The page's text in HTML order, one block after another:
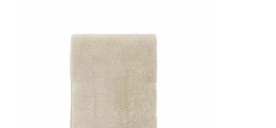
til
219 kr
produktet